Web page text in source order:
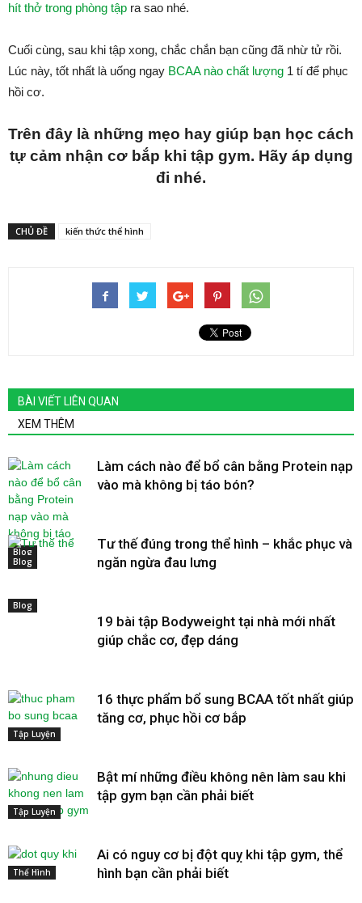
hít thở trong phòng tập ra sao nhé.
Cuối cùng, sau khi tập xong, chắc chắn bạn cũng đã nhừ tử rồi.
Lúc này, tốt nhất là uống ngay BCAA nào chất lượng 1 tí để phục
hồi cơ.
Trên đây là những mẹo hay giúp bạn học cách
tự cảm nhận cơ bắp khi tập gym. Hãy áp dụng
đi nhé.
CHỦ ĐỀ kiến thức thể hình
BÀI VIẾT LIÊN QUAN
XEM THÊM
Blog
Làm cách nào để bổ cân bằng Protein nạp
vào mà không bị táo bón?
Blog
Tư thế đúng trong thể hình – khắc phục và
ngăn ngừa đau lưng
Blog
19 bài tập Bodyweight tại nhà mới nhất
giúp chắc cơ, đẹp dáng
Tập Luyện
16 thực phẩm bổ sung BCAA tốt nhất giúp
tăng cơ, phục hồi cơ bắp
Tập Luyện
Bật mí những điều không nên làm sau khi
tập gym bạn cần phải biết
Thể Hình
Ai có nguy cơ bị đột quỵ khi tập gym, thể
hình bạn cần phải biết